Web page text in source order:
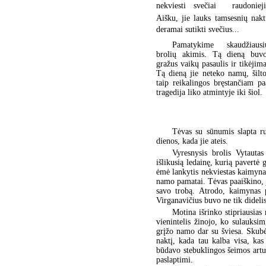
nekviesti svečiai 
Aišku, jie lauks tamsesnių
deramai sutikti svečius...
Pamatykime
brolių akimis. Tą dieną buvo
gražus vaikų pasaulis ir
Tą dieną jie neteko namų,
taip reikalingos bręstančiam
tragedija liko atmintyje iki šiol.
Tėvas su sūnumis slapta
dienos, kada jie ateis.
Vyresnysis brolis
išlikusią ledainę, kurią pavertė
ėmė lankytis nekviestas
namo pamatai. Tėvas
savo trobą. Atrodo, kaimynas
Virganavičius buvo ne tik
Motina išrinko
vienintelis žinojo, ko
grįžo namo dar su šviesa.
naktį, kada tau kalba visa,
būdavo stebuklingos šeimos
paslaptimi.